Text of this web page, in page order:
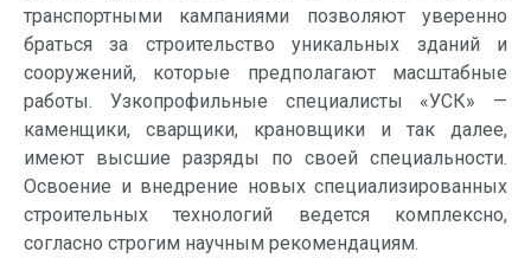
транспортными кампаниями позволяют уверенно
браться за строительство уникальных зданий и
сооружений, которые предполагают масштабные
работы. Узкопрофильные специалисты «УСК» —
каменщики, сварщики, крановщики и так далее,
имеют высшие разряды по своей специальности.
Освоение и внедрение новых специализированных
строительных технологий ведется комплексно,
согласно строгим научным рекомендациям.